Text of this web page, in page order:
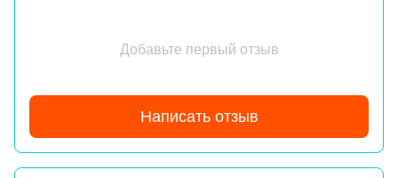
Добавьте первый отзыв
Написать отзыв